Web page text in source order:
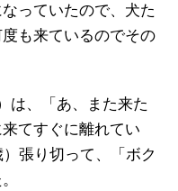
っていたので、犬た
も来ているのでその
は、「あ、また来た
てすぐに離れてい
張り切って、「ボク